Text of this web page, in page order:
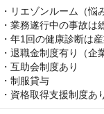
・リエゾンルーム（
・業務遂行中の事故は
・年1回の健康診断は
・退職金制度有り（企
・互助会制度あり
・制服貸与
・資格取得支援制度あ